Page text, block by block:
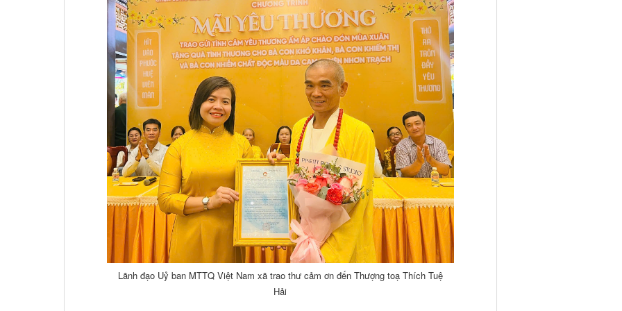
Lãnh đạo Uỷ ban MTTQ Việt Nam xã trao thư cảm ơn đến Thượng toạ Thích Tuệ
Hải